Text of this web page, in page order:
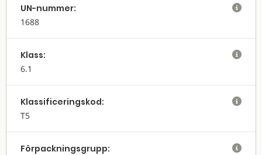
UN-nummer:
1688

Klass:
6.1

Klassifi­cerings­kod:
T5

Förpack­nings­grupp: 